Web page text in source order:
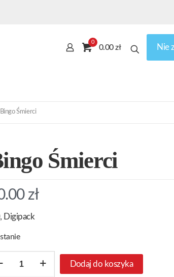
0
0.00 zł Nie
Bingo Śmierci
Śmierci
zł
Digipack
Dodaj do koszyka